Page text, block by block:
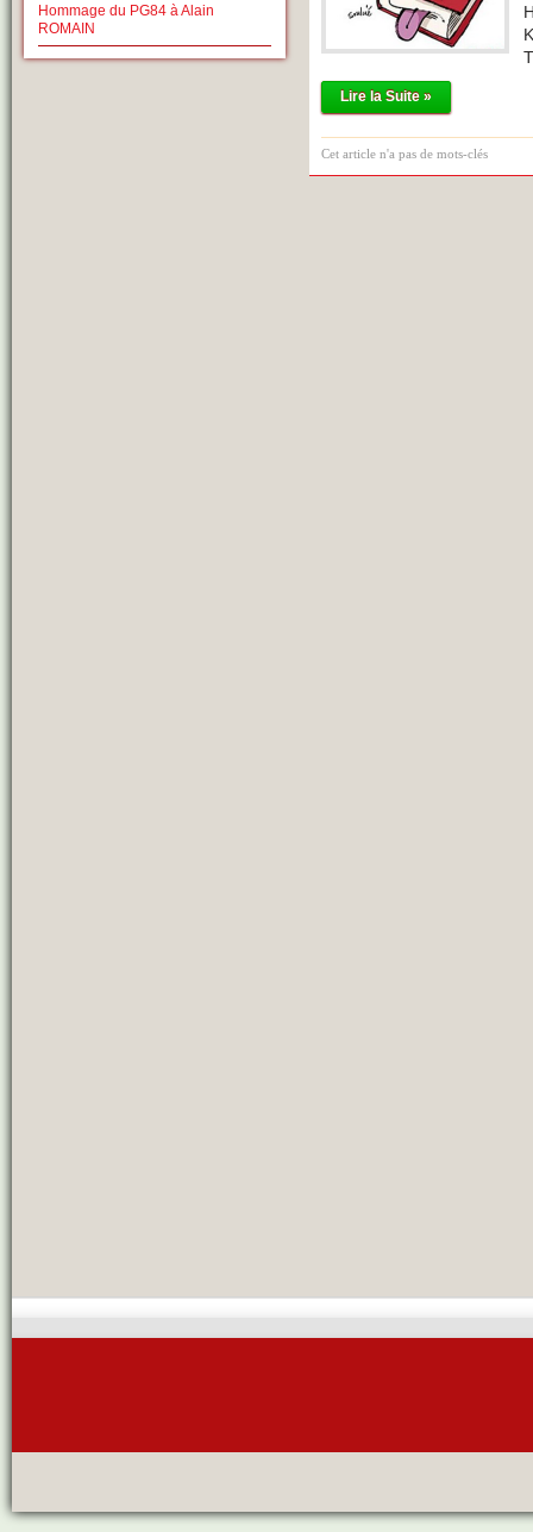
Hommage du PG84 à Alain
ROMAIN
Lire la Suite »
Cet article n'a pas de mots-clés